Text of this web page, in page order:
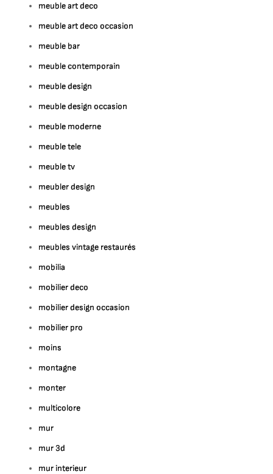
meuble art deco
meuble art deco occasion
meuble bar
meuble contemporain
meuble design
meuble design occasion
meuble moderne
meuble tele
meuble tv
meubler design
meubles
meubles design
meubles vintage restaurés
mobilia
mobilier deco
mobilier design occasion
mobilier pro
moins
montagne
monter
multicolore
mur
mur 3d
mur interieur